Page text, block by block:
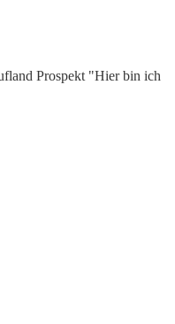
Prospekt "Hier bin ich